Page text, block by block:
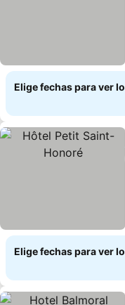
Elige fechas para ver
Elige fechas para ver